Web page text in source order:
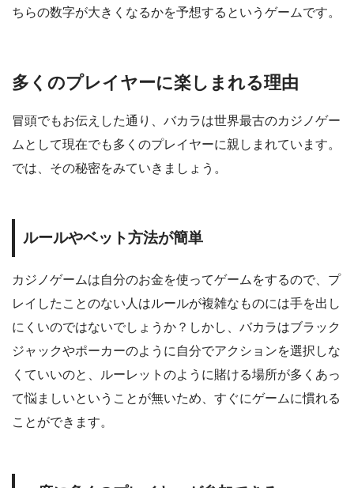
ちらの数字が大きくなるかを予想するというゲームです。
多くのプレイヤーに楽しまれる理由
冒頭でもお伝えした通り、バカラは世界最古のカジノゲー
ムとして現在でも多くのプレイヤーに親しまれています。
では、その秘密をみていきましょう。
ルールやベット方法が簡単
カジノゲームは自分のお金を使ってゲームをするので、プ
レイしたことのない人はルールが複雑なものには手を出し
にくいのではないでしょうか？しかし、バカラはブラック
ジャックやポーカーのように自分でアクションを選択しな
くていいのと、ルーレットのように賭ける場所が多くあっ
て悩ましいということが無いため、すぐにゲームに慣れる
ことができます。